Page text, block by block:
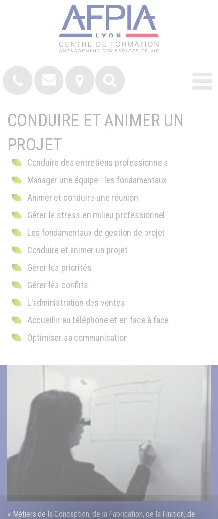
CONDUIRE ET ANIMER UN
PROJET
Conduire des entretiens professionnels
Manager une équipe : les fondamentaux
Animer et conduire une réunion
Gérer le stress en milieu professionnel
Les fondamentaux de gestion de projet
Conduire et animer un projet
Gérer les priorités
Gérer les conflits
L'administration des ventes
Accueillir au téléphone et en face à face
Optimiser sa communication
« Métiers de la Conception, de la Fabrication, de la Finition, de